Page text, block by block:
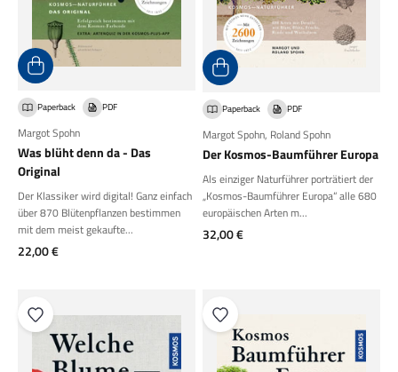
Paperback PDF
Margot Spohn
Was blüht denn da - Das
Original
Der Klassiker wird digital! Ganz einfach
über 870 Blütenpflanzen bestimmen
mit dem meist gekaufte...
Angebot
22,00 €
Paperback PDF
Margot Spohn, Roland Spohn
Der Kosmos-Baumführer Europa
Als einziger Naturführer porträtiert der
„Kosmos-Baumführer Europa“ alle 680
europäischen Arten m...
Angebot
32,00 €